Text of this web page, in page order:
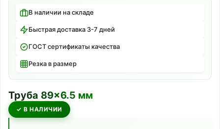
В наличии на складе
Быстрая доставка 3-7 дней
ГОСТ сертификаты качества
Резка в размер
Труба 89×6.5 мм
✓ В НАЛИЧИИ